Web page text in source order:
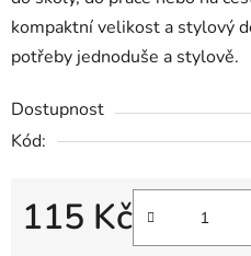
kompaktní velikost a stylový
potřeby jednoduše a stylově.
Dostupnost
Kód:
115 Kč